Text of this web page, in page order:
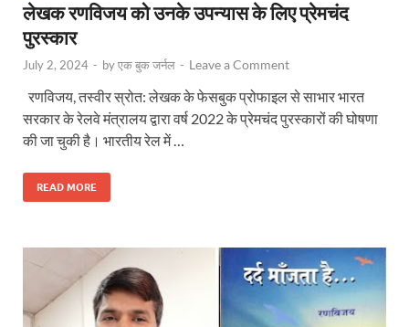
लेखक रणविजय को उनके उपन्यास के लिए प्रेमचंद
पुरस्कार
July 2, 2024 - byएक बुक जर्नल - Leave a Comment
रणविजय, तस्वीर स्रोत: लेखक के फेसबुक प्रोफाइल से साभार भारत
सरकार के रेलवे मंत्रालय द्वारा वर्ष 2022 के प्रेमचंद पुरस्कारों की घोषणा
की जा चुकी है। भारतीय रेल में …
READ MORE